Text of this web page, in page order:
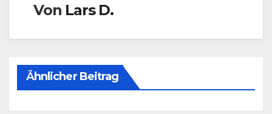
Von Lars D.
Ähnlicher Beitrag